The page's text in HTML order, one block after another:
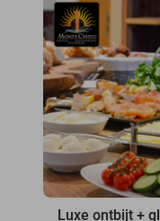
Luxe ontbijt +